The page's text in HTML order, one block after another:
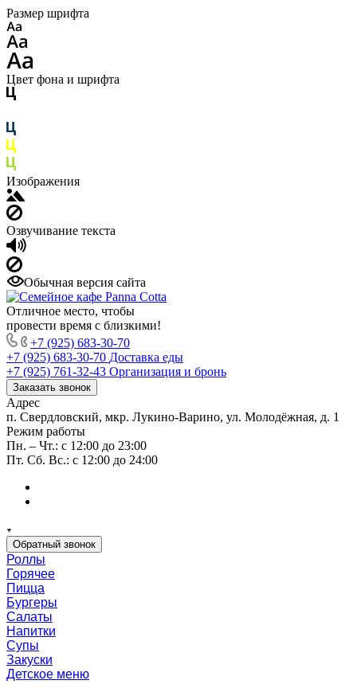
Размер шрифта
Цвет фона и шрифта
Изображения
Озвучивание текста
Обычная версия сайта
Отличное место, чтобы
провести время с близкими!
+7 (925) 683-30-70
+7 (925) 683-30-70 Доставка еды
+7 (925) 761-32-43 Организация и бронь
Заказать звонок
Адрес
п. Свердловский, мкр. Лукино-Варино, ул. Молодёжная, д. 1
Режим работы
Пн. – Чт.: с 12:00 до 23:00
Пт. Сб. Вс.: с 12:00 до 24:00
Обратный звонок
Роллы
Горячее
Пицца
Бургеры
Салаты
Напитки
Супы
Закуски
Детское меню